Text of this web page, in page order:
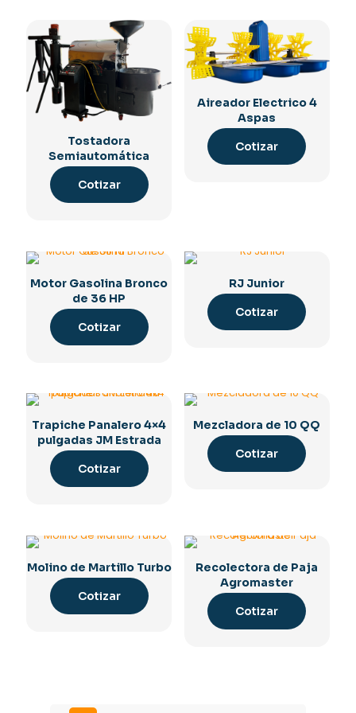
Tostadora
Semiautomática
Cotizar
Aireador Electrico 4
Aspas
Cotizar
Motor Gasolina Bronco
de 36 HP
Cotizar
RJ Junior
Cotizar
Trapiche Panalero 4×4
pulgadas JM Estrada
Cotizar
Mezcladora de 10 QQ
Cotizar
Molino de Martillo Turbo
Cotizar
Recolectora de Paja
Agromaster
Cotizar